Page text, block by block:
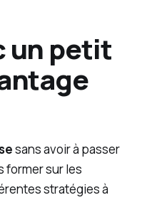
un petit
sans avoir à passer
former sur les
stratégies à